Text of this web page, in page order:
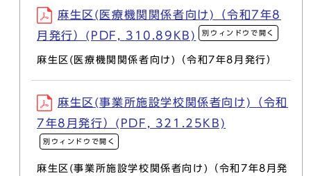
麻生区(医療機関関係者向け)（令和7年8
月発行）(PDF, 310.89KB)
別ウィンドウで開く
麻生区(医療機関関係者向け)（令和7年8月発行）
麻生区(事業所施設学校関係者向け)（令和
7年8月発行）(PDF, 321.25KB)
別ウィンドウで開く
麻生区(事業所施設学校関係者向け)（令和7年8月発